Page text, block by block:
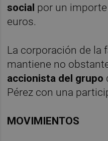
social por un
euros.
La corporación de la
mantiene no
accionista del grupo
Pérez con una
MOVIMIENTOS